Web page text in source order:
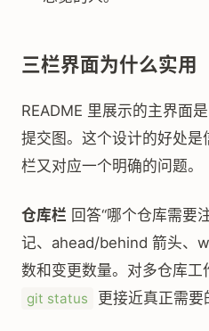
三栏界面为什么实用
README 里展示的主界面
提交图。这个设计的好处
栏又对应一个明确的问题。
仓库栏 回答“哪个仓库需要
记、ahead/behind 箭头、
数和变更数量。对多仓库
git status 更接近真正需要